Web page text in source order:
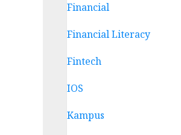
Financial
Financial Literacy
Fintech
IOS
Kampus